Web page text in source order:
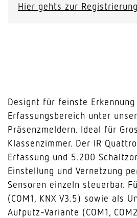
Hier gehts zur Registrierung
Designt für feinste
Erfassungsbereich unter
Präsenzmeldern. Ideal für
Klassenzimmer. Der IR
Erfassung und 5.200
Einstellung und Vernetzung
Sensoren einzeln steuerbar.
(COM1, KNX V3.5) sowie als
Aufputz-Variante (COM1,